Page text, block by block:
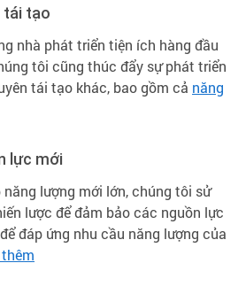
tái tạo
nhà phát triển tiện ích hàng đầu
tôi cũng thúc đẩy sự phát triển
tái tạo khác, bao gồm cả năng
lực mới
lượng mới lớn, chúng tôi sử
lược để đảm bảo các nguồn lực
đáp ứng nhu cầu năng lượng của